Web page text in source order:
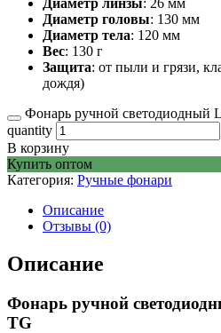
Диаметр линзы: 26 мм
Диаметр головы: 130 мм
Диаметр тела: 120 мм
Вес: 130 г
Защита: от пыли и грязи,
дождя)
Фонарь ручной светодиодный
quantity
В корзину
Купить оптом
Категория: Ручные фонари
Описание
Отзывы (0)
Описание
Фонарь ручной
TG